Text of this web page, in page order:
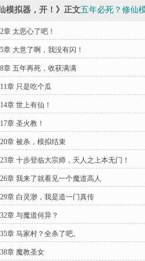
模拟器，开！》正文五年必死？修仙
章 太恶心了吧！
章 大意了啊，我没有闪！
章 五年再死，收获满满
章 只是吃个瓜
章 世上有仙！
章 圣火教！
章 被杀，模拟结束
章 十步登临大宗师，天人之上本无门！
章 我来了就看见一个魔道高人
章 白灵渺，我是道一门真传
章 与魔道何异？
章 马家村？全杀了吧。
章 魔教圣女